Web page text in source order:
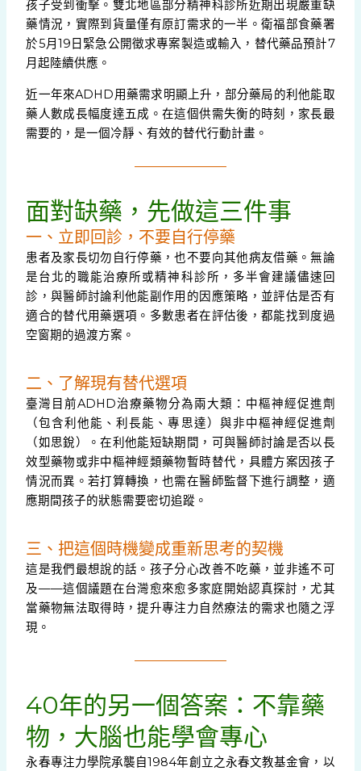
孩子受到衝擊。雙北地區部分精神科診所近期出現嚴重缺
藥情況，實際到貨量僅有原訂需求的一半。衛福部食藥署
於5月19日緊急公開徵求專案製造或輸入，替代藥品預計7
月起陸續供應。
近一年來ADHD用藥需求明顯上升，部分藥局的利他能取
藥人數成長幅度達五成。在這個供需失衡的時刻，家長最
需要的，是一個冷靜、有效的替代行動計畫。
面對缺藥，先做這三件事
一、立即回診，不要自行停藥
患者及家長切勿自行停藥，也不要向其他病友借藥。無論
是台北的職能治療所或精神科診所，多半會建議儘速回
診，與醫師討論利他能副作用的因應策略，並評估是否有
適合的替代用藥選項。多數患者在評估後，都能找到度過
空窗期的過渡方案。
二、了解現有替代選項
臺灣目前ADHD治療藥物分為兩大類：中樞神經促進劑
（包含利他能、利長能、專思達）與非中樞神經促進劑
（如思銳）。在利他能短缺期間，可與醫師討論是否以長
效型藥物或非中樞神經類藥物暫時替代，具體方案因孩子
情況而異。若打算轉換，也需在醫師監督下進行調整，適
應期間孩子的狀態需要密切追蹤。
三、把這個時機變成重新思考的契機
這是我們最想說的話。孩子分心改善不吃藥，並非遙不可
及——這個議題在台灣愈來愈多家庭開始認真探討，尤其
當藥物無法取得時，提升專注力自然療法的需求也隨之浮
現。
40年的另一個答案：不靠藥
物，大腦也能學會專心
永春專注力學院承襲自1984年創立之永春文教基金會，以